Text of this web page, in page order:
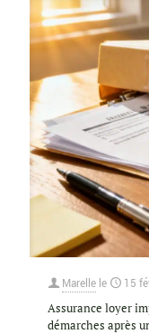
Marelle le 15
Assurance loyer
démarches après